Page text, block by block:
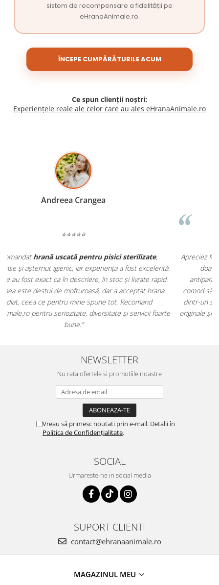
sistem de recompensare a fidelității pe
eHranaAnimale.ro.
ÎNCEPE CUMPĂRĂTURILE ACUM
Ce spun clienții noștri:
Experiențele reale ale celor care au ales eHranaAnimale.ro
Madalina Stancea
Apreciez foarte mult faptul că peehranaanimale.ro
găsesc nu
doar hrană, ci și produse dinfarmacia veterinară
antiparazitare, suplimente și soluții de îngrijire. Este foarte
comod să pot comanda tot ce am nevoie pentru animalul meu
dintr-un singur loc. Livrarea a fost rapidă, iar produsele au fost
originale și în termen. Magazin serios, bine organizat și foarte util
pentru orice stăpân de animale.
NEWSLETTER
Nu rata ofertele si promotiile noastre
Vreau să primesc noutati prin e-mail. Detalii în
Politica de Confidențialitate.
SOCIAL
Urmareste-ne in social media
SUPORT CLIENTI
contact@ehranaanimale.ro
MAGAZINUL MEU